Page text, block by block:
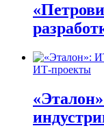
ИТ-проекты